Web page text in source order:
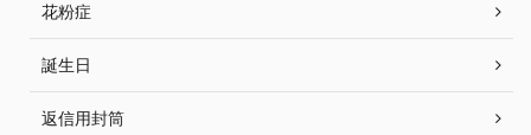
花粉症
誕生日
返信用封筒